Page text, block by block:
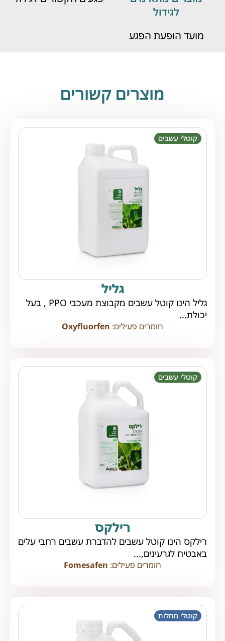
לגידול
מועד הופעת הפגע
מוצרים קשורים
קוטלי עשבים
גליל
גליל הינו קוטל עשבים מקבוצת מעכבי PPO , בעל
יכולת...
חומרים פעילים: Oxyfluorfen
קוטלי עשבים
רילקס
רילקס הינו קוטל עשבים להדברת עשבים רחבי עלים
באבטיח לגרעינים,...
חומרים פעילים: Fomesafen
קוטלי מחלות